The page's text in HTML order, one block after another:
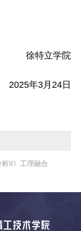
学院
月24日
II》工理融合